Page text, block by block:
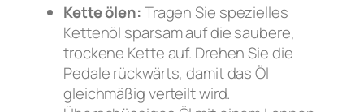
Kette ölen:Tragen Sie spezielles
Kettenöl sparsam auf die saubere,
trockene Kette auf. Drehen Sie die
Pedale rückwärts, damit das Öl
gleichmäßig verteilt wird.